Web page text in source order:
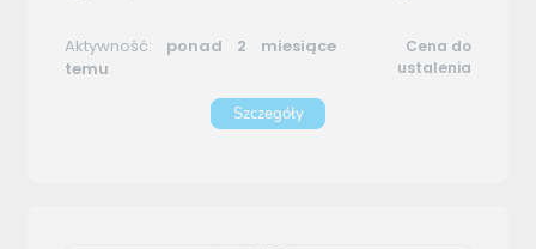
Aktywność: ponad 2 miesiące
temu
Cena do
ustalenia
Szczegóły